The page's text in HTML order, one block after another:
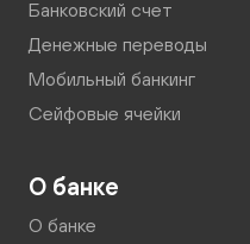
Банковский счет
Денежные переводы
Мобильный банкинг
Сейфовые ячейки
О банке
О банке